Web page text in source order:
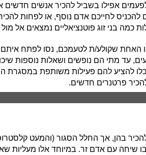
אפילו בשביל להכיר אנשים חדשים
לחייכם אדם נוסף, או לפחות
כמה בני זוג פוטנציאליים נמצאים אל מול
שקולע/ת לטעמכם, נסו לפתח
עד מתי הם נופשים ושאלות נוספות
להציע להם פעילות משותפת במסגרת
פרטנרים חדשים.
בהן, אך החלל הסגור (והמעט
בו שיחה עם אדם זר. במיוחד אלו מעליות